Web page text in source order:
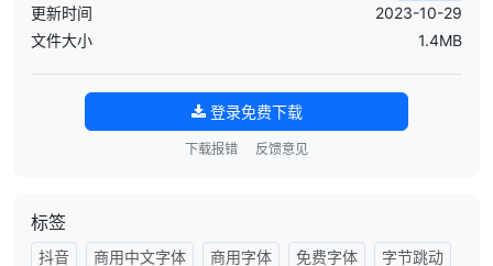
更新时间
2023-10-29
文件大小
1.4MB
登录免费下载
下载报错 反馈意见
标签
抖音 商用中文字体 商用字体 免费字体 字节跳动